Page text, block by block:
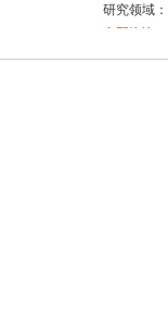
研究领域：
立即咨询
范晨晨